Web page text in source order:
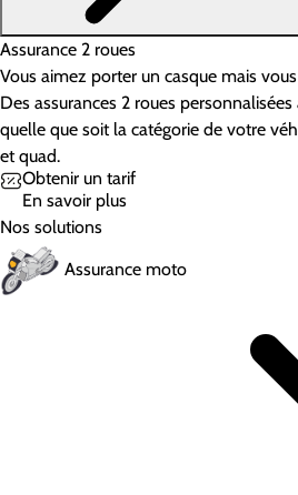
Assurance 2 roues
Vous aimez porter un casque mais vous
Des assurances 2 roues
quelle que soit la catégorie de votre
et quad.
Obtenir un tarif
En savoir plus
Nos solutions
Assurance moto